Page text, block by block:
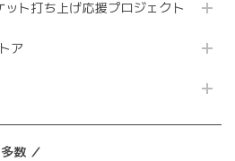
ト打ち上げ応援プロジェクト
ア
数 ／